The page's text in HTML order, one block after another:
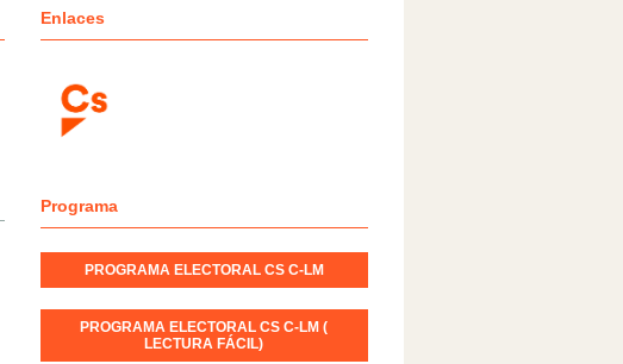
Enlaces
Programa
PROGRAMA ELECTORAL CS C-LM
PROGRAMA ELECTORAL CS C-LM (
LECTURA FÁCIL)